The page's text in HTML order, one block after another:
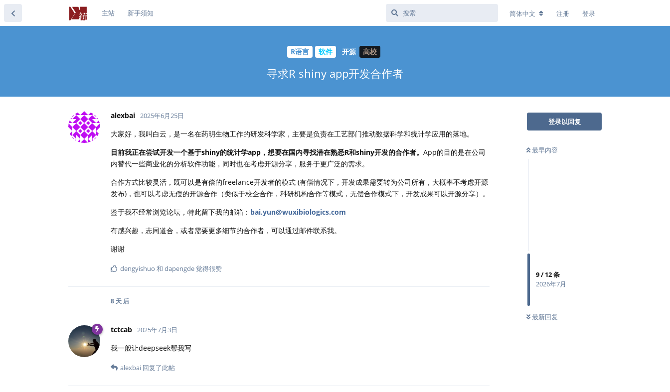
主站 新手须知 简体中文 注册 登录
R语言 软件 开源 高校
寻求R shiny app开发合作者
登录以回复
最早内容
9/12条
2026年7月
最新回复
alexbai 2025年6月25日
大家好，我叫白云，是一名在药明生物工作的研发科学家，主要是负责在工艺部门推动数据科学和统计学应用的落地。
目前我正在尝试开发一个基于shiny的统计学app，想要在国内寻找潜在熟悉R和shiny开发的合作者。 App的目的是在公司
内替代一些商业化的分析软件功能，同时也在考虑开源分享，服务于更广泛的需求。
合作方式比较灵活，既可以是有偿的freelance开发者的模式 (有偿情况下，开发成果需要转为公司所有，大概率不考虑开源
发布)，也可以考虑无偿的开源合作（类似于校企合作，科研机构合作等模式，无偿合作模式下，开发成果可以开源分享）。
鉴于我不经常浏览论坛，特此留下我的邮箱： bai.yun@wuxibiologics.com
有感兴趣，志同道合，或者需要更多细节的合作者，可以通过邮件联系我。
谢谢
dengyishuo 和 dapengde觉得很赞
8 天 后
tctcab 2025年7月3日
我一般让deepseek帮我写
alexbai 回复了此帖